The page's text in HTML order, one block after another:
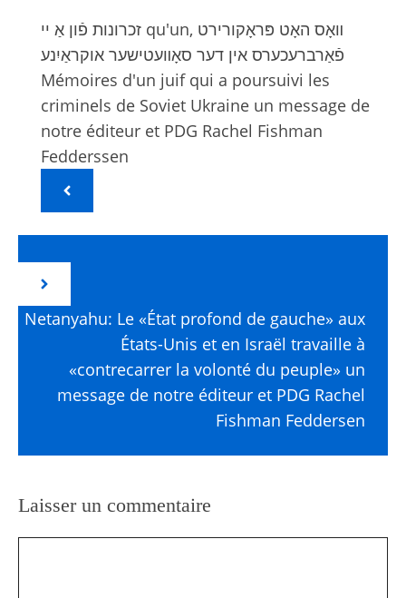
זכרונות פֿון אַ יי qu'un, װאָס האָט פּראָקורירט
פֿאַרברעכערס אין דער סאָװעטישער אוקראַיִנע
Mémoires d'un juif qui a poursuivi les
criminels de Soviet Ukraine un message de
notre éditeur et PDG Rachel Fishman
Fedderssen
Netanyahu: Le «État profond de gauche» aux
États-Unis et en Israël travaille à
«contrecarrer la volonté du peuple» un
message de notre éditeur et PDG Rachel
Fishman Feddersen
Laisser un commentaire